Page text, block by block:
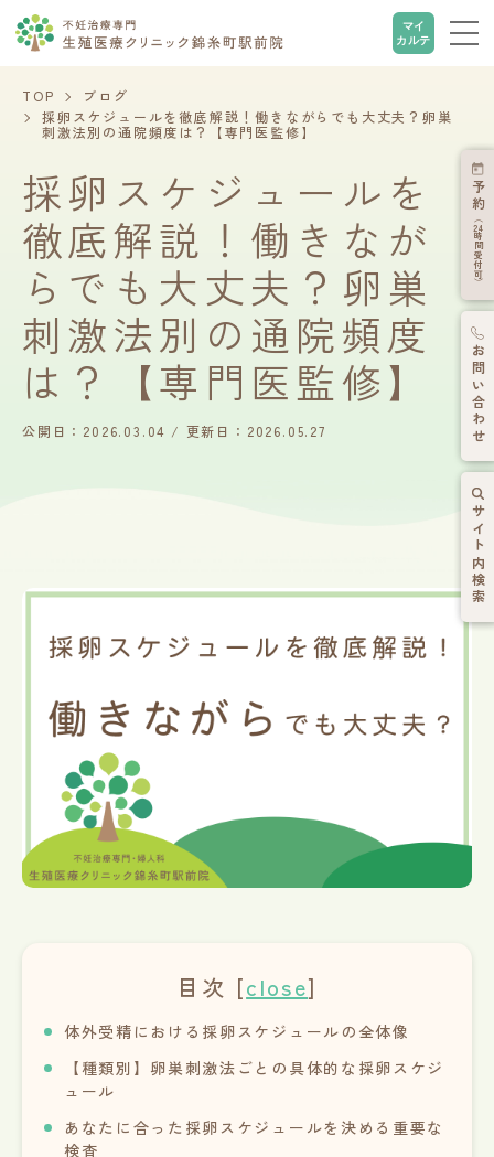
マイ
カルテ
予約
（
24
時間受付可）
お問い合わせ
サイト内検索
TOP
ブログ
採卵スケジュールを徹底解説！働きながらでも大丈夫？卵巣
刺激法別の通院頻度は？【専門医監修】
採卵スケジュールを
徹底解説！働きなが
らでも大丈夫？卵巣
刺激法別の通院頻度
は？【専門医監修】
公開日：2026.03.04 更新日：2026.05.27
目次 [close]
体外受精における採卵スケジュールの全体像
【種類別】卵巣刺激法ごとの具体的な採卵スケジ
ュール
あなたに合った採卵スケジュールを決める重要な
検査